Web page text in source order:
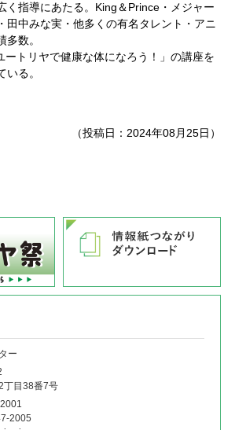
く指導にあたる。King＆Prince・メジャー
田中みな実・他多くの有名タレント・アニ
多数。
ートリヤで健康な体になろう！」の講座を
る。
（投稿日：2024年08月25日）
ー
丁目38番7号
2005